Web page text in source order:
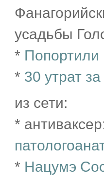
усадьбы
*
* 30 утрат за
из сети:
*
* Нацумэ